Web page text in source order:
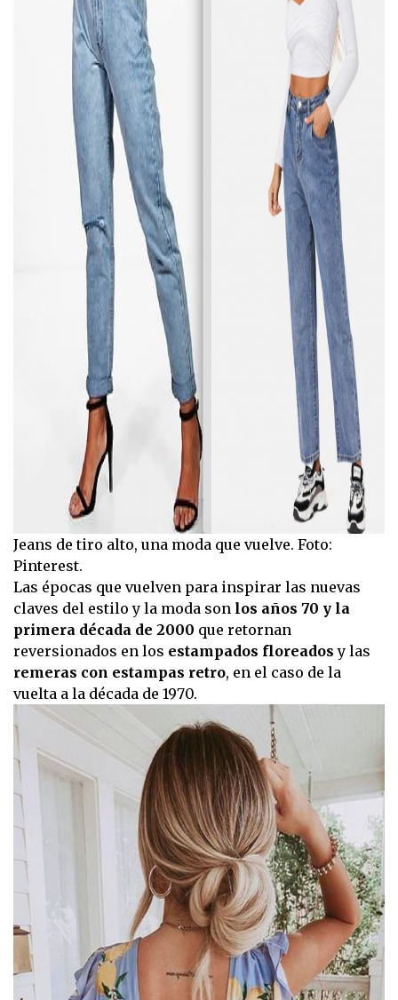
Jeans de tiro alto, una moda que vuelve. Foto:
Pinterest.
Las épocas que vuelven para inspirar las nuevas
claves del estilo y la moda son los años 70 y la
primera década de 2000 que retornan
reversionados en los estampados floreados y las
remeras con estampas retro, en el caso de la
vuelta a la década de 1970.